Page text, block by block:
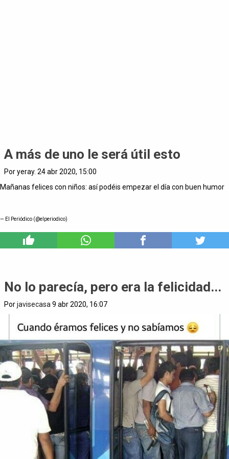
A más de uno le será útil esto
Por yeray. 24 abr 2020, 15:00
Mañanas felices con niños: así podéis empezar el día con buen humor
— El Periódico (@elperiodico)
No lo parecía, pero era la felicidad...
Porjavisecasa 9 abr 2020, 16:07